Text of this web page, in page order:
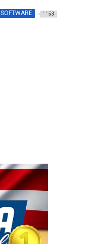
SOFTWARE 1153